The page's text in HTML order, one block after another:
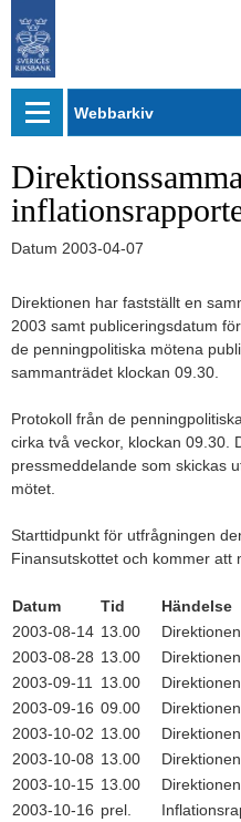
Webbarkiv
Datum 2003-04-07
Direktionen har fastställt en
2003 samt publiceringsdatum
de penningpolitiska mötena
sammanträdet klockan 09.30.
Protokoll från de
cirka två veckor, klockan 09.30.
pressmeddelande som skickas
mötet.
Starttidpunkt för utfrågningen
Finansutskottet och kommer att
Datum Tid
Händelse
2003-08-14 13.00
2003-08-28 13.00
2003-09-11
13.00
2003-09-16 09.00
2003-10-02 13.00
2003-10-08 13.00
2003-10-15 13.00
2003-10-16 prel.